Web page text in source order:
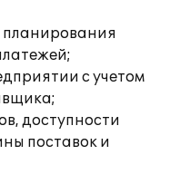
с учетом
доступности
поставок и